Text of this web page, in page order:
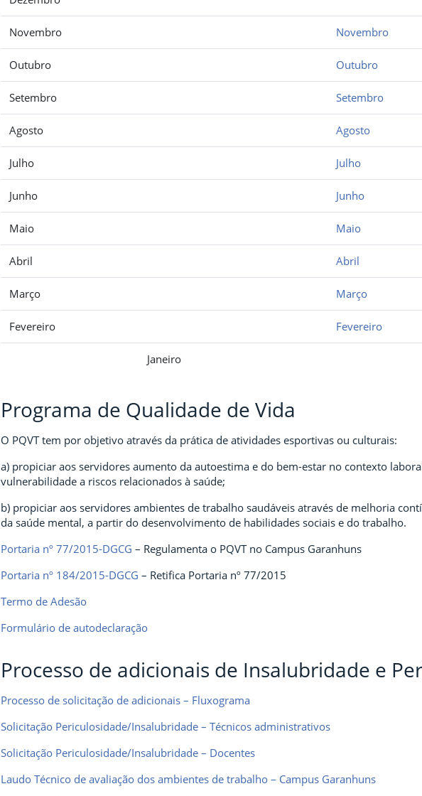
Novembro Novembro
Outubro Outubro
Setembro Setembro
Agosto Agosto
Julho Julho
Junho Junho
Maio Maio
Abril Abril
Março Março
Fevereiro Fevereiro
Janeiro
Programa de Qualidade de Vida
O PQVT tem por objetivo através da prática de atividades esportivas ou culturais:
a) propiciar aos servidores aumento da autoestima e do bem-estar no contexto
vulnerabilidade a riscos relacionados à saúde;
b) propiciar aos servidores ambientes de trabalho saudáveis através de melhoria
da saúde mental, a partir do desenvolvimento de habilidades sociais e do trabalho.
Portaria nº 77/2015-DGCG – Regulamenta o PQVT no Campus Garanhuns
Portaria nº 184/2015-DGCG – Retifica Portaria nº 77/2015
Termo de Adesão
Formulário de autodeclaração
Processo de adicionais de Insalubridade e
Processo de solicitação de adicionais – Fluxograma
Solicitação Periculosidade/Insalubridade – Técnicos administrativos
Solicitação Periculosidade/Insalubridade – Docentes
Laudo Técnico de avaliação dos ambientes de trabalho – Campus Garanhuns